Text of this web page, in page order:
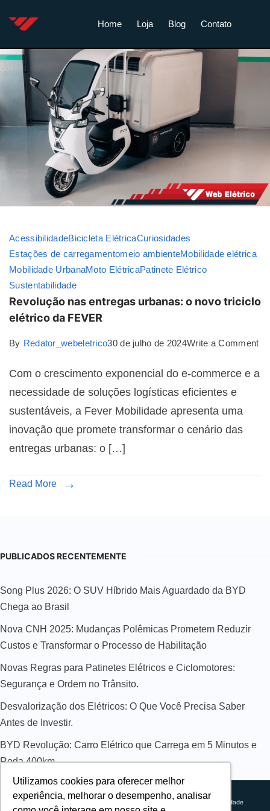
Utilizamos cookies para oferecer melhor
experiência, melhorar o desempenho, analisar
Home Loja Blog Contato
AcessibilidadeBicicleta ElétricaCuriosidades
Estações de carregamentomeio ambienteMobilidade elétrica
Mobilidade UrbanaMoto ElétricaPatinete Elétrico
Sustentabilidade
Revolução nas entregas urbanas: o novo triciclo
elétrico da FEVER
By Redator_webeletrico30 de julho de 2024Write a Comment
Com o crescimento exponencial do e-commerce e a
necessidade de soluções logísticas eficientes e
sustentáveis, a Fever Mobilidade apresenta uma
inovação que promete transformar o cenário das
entregas urbanas: o […]
Read More
PUBLICADOS RECENTEMENTE
Song Plus 2026: O SUV Híbrido Mais Aguardado da BYD
Chega ao Brasil
Nova CNH 2025: Mudanças Polêmicas Prometem Reduzir
Custos e Transformar o Processo de Habilitação
Novas Regras para Patinetes Elétricos e Ciclomotores:
Segurança e Ordem no Trânsito.
Desvalorização dos Elétricos: O Que Você Precisa Saber
Antes de Investir.
BYD Revolução: Carro Elétrico que Carrega em 5 Minutos e
Roda 400km
Explorando novos horizontes com
Sobre nós
Política de privacidade